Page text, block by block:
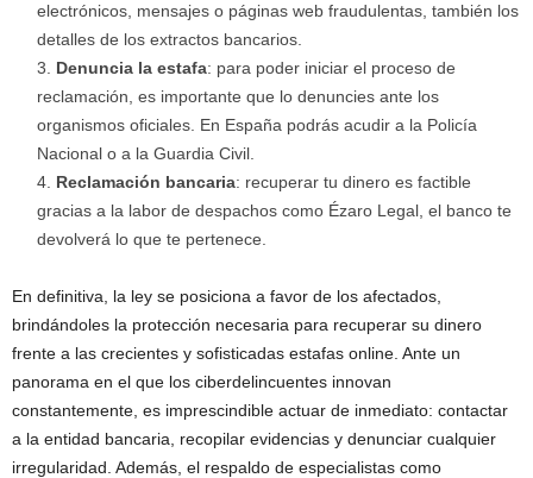
electrónicos, mensajes o páginas web fraudulentas, también los
detalles de los extractos bancarios.
Denuncia la estafa: para poder iniciar el proceso de
reclamación, es importante que lo denuncies ante los
organismos oficiales. En España podrás acudir a la Policía
Nacional o a la Guardia Civil.
Reclamación bancaria: recuperar tu dinero es factible
gracias a la labor de despachos como Ézaro Legal, el banco te
devolverá lo que te pertenece.
En definitiva, la ley se posiciona a favor de los afectados,
brindándoles la protección necesaria para recuperar su dinero
frente a las crecientes y sofisticadas estafas online. Ante un
panorama en el que los ciberdelincuentes innovan
constantemente, es imprescindible actuar de inmediato: contactar
a la entidad bancaria, recopilar evidencias y denunciar cualquier
irregularidad. Además, el respaldo de especialistas como